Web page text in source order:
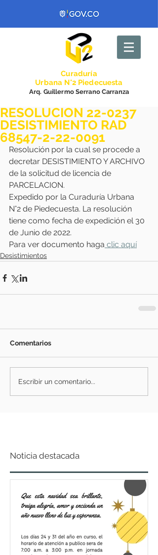
Curaduría
Urbana N°2 Piedecuesta
Arq. Guillermo Serrano Carranza
RESOLUCION 22-0237
DESISTIMIENTO RAD
68547-2-22-0091
Resolución por la cual se procede a
decretar DESISTIMIENTO Y ARCHIVO
de la solicitud de licencia de
PARCELACION.
Expedido por la Curaduría Urbana
N°2 de Piedecuesta. La resolución
tiene como fecha de expedición el 30
de Junio de 2022.
Para ver documento haga clic aquí
Desistimientos
Comentarios
Escribir un comentario...
Noticia destacada